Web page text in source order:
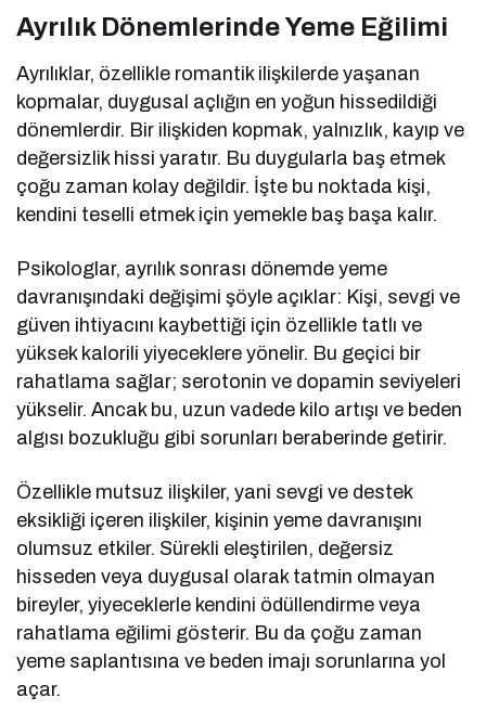
Ayrılık Dönemlerinde Yeme Eğilimi
Ayrılıklar, özellikle romantik ilişkilerde yaşanan
kopmalar, duygusal açlığın en yoğun hissedildiği
dönemlerdir. Bir ilişkiden kopmak, yalnızlık, kayıp ve
değersizlik hissi yaratır. Bu duygularla baş etmek
çoğu zaman kolay değildir. İşte bu noktada kişi,
kendini teselli etmek için yemekle baş başa kalır.
Psikologlar, ayrılık sonrası dönemde yeme
davranışındaki değişimi şöyle açıklar: Kişi, sevgi ve
güven ihtiyacını kaybettiği için özellikle tatlı ve
yüksek kalorili yiyeceklere yönelir. Bu geçici bir
rahatlama sağlar; serotonin ve dopamin seviyeleri
yükselir. Ancak bu, uzun vadede kilo artışı ve beden
algısı bozukluğu gibi sorunları beraberinde getirir.
Özellikle mutsuz ilişkiler, yani sevgi ve destek
eksikliği içeren ilişkiler, kişinin yeme davranışını
olumsuz etkiler. Sürekli eleştirilen, değersiz
hisseden veya duygusal olarak tatmin olmayan
bireyler, yiyeceklerle kendini ödüllendirme veya
rahatlama eğilimi gösterir. Bu da çoğu zaman
yeme saplantısına ve beden imajı sorunlarına yol
açar.